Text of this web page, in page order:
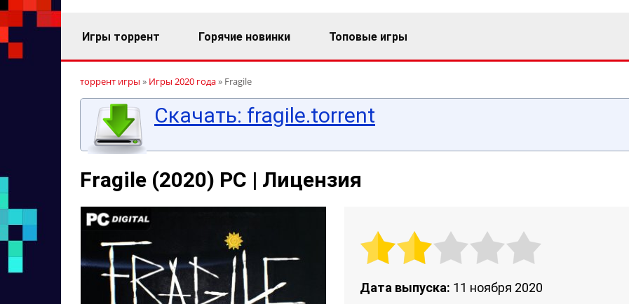
Игры торрент Горячие новинки Топовые игры
торрент игры » Игры 2020 года» Fragile
Скачать: fragile.torrent
Fragile (2020) PC | Лицензия
Дата выпуска: 11 ноября 2020